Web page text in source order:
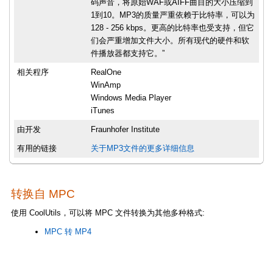
码声音，将原始WAF或AIFF曲目的大小压缩到
1到10。MP3的质量严重依赖于比特率，可以为
128 - 256 kbps。更高的比特率也受支持，但它
们会严重增加文件大小。所有现代的硬件和软
件播放器都支持它。”
相关程序
RealOne
WinAmp
Windows Media Player
iTunes
由开发 Fraunhofer Institute
有用的链接 关于MP3文件的更多详细信息
转换自 MPC
使用 CoolUtils，可以将 MPC 文件转换为其他多种格式:
MPC 转 MP4